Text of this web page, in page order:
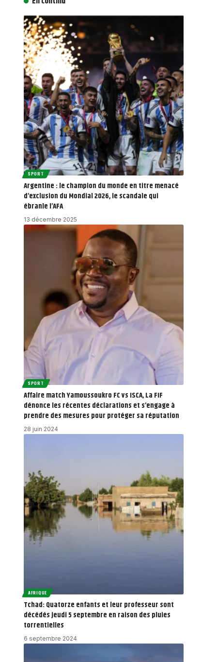
SPORT
Argentine : le champion du monde en titre menacé
d’exclusion du Mondial 2026, le scandale qui
ébranle l’AFA
13 décembre 2025
SPORT
Affaire match Yamoussoukro FC vs ISCA, La FIF
dénonce les récentes déclarations et s’engage à
prendre des mesures pour protéger sa réputation
28 juin 2024
AFRIQUE
Tchad: Quatorze enfants et leur professeur sont
décédés jeudi 5 septembre en raison des pluies
torrentielles
6 septembre 2024